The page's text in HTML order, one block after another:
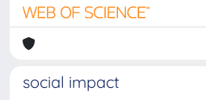
social impact